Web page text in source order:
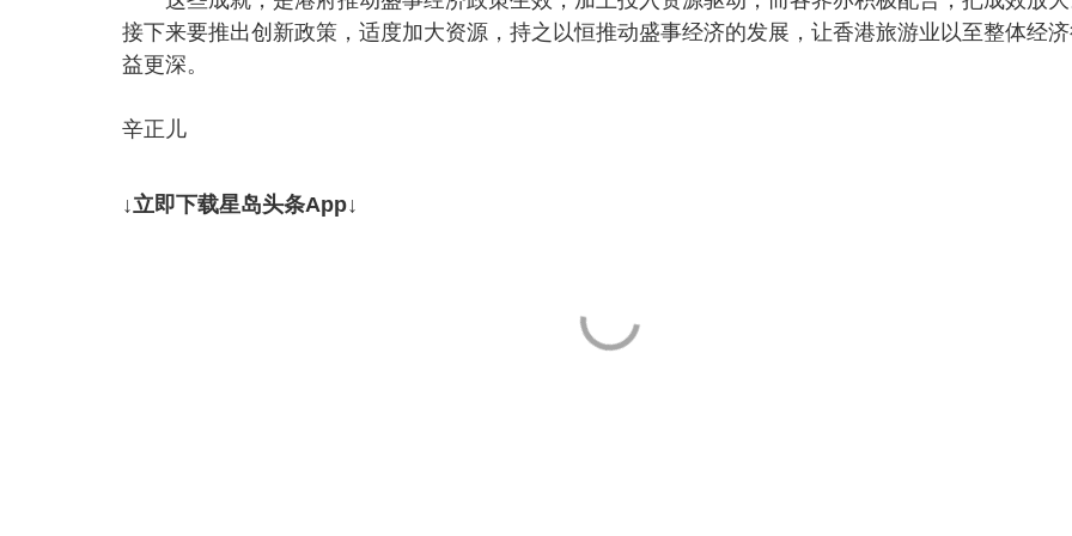
接下来要推出创新政策，适度加大资源，持之以恒推动盛事经济的发展，让香港旅游业以至整体经
益更深。
辛正儿
↓立即下载星岛头条App↓